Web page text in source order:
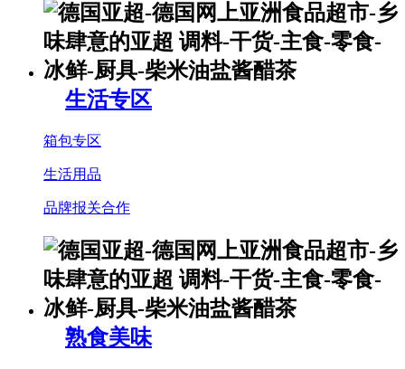
生活专区
箱包专区
生活用品
品牌报关合作
熟食美味